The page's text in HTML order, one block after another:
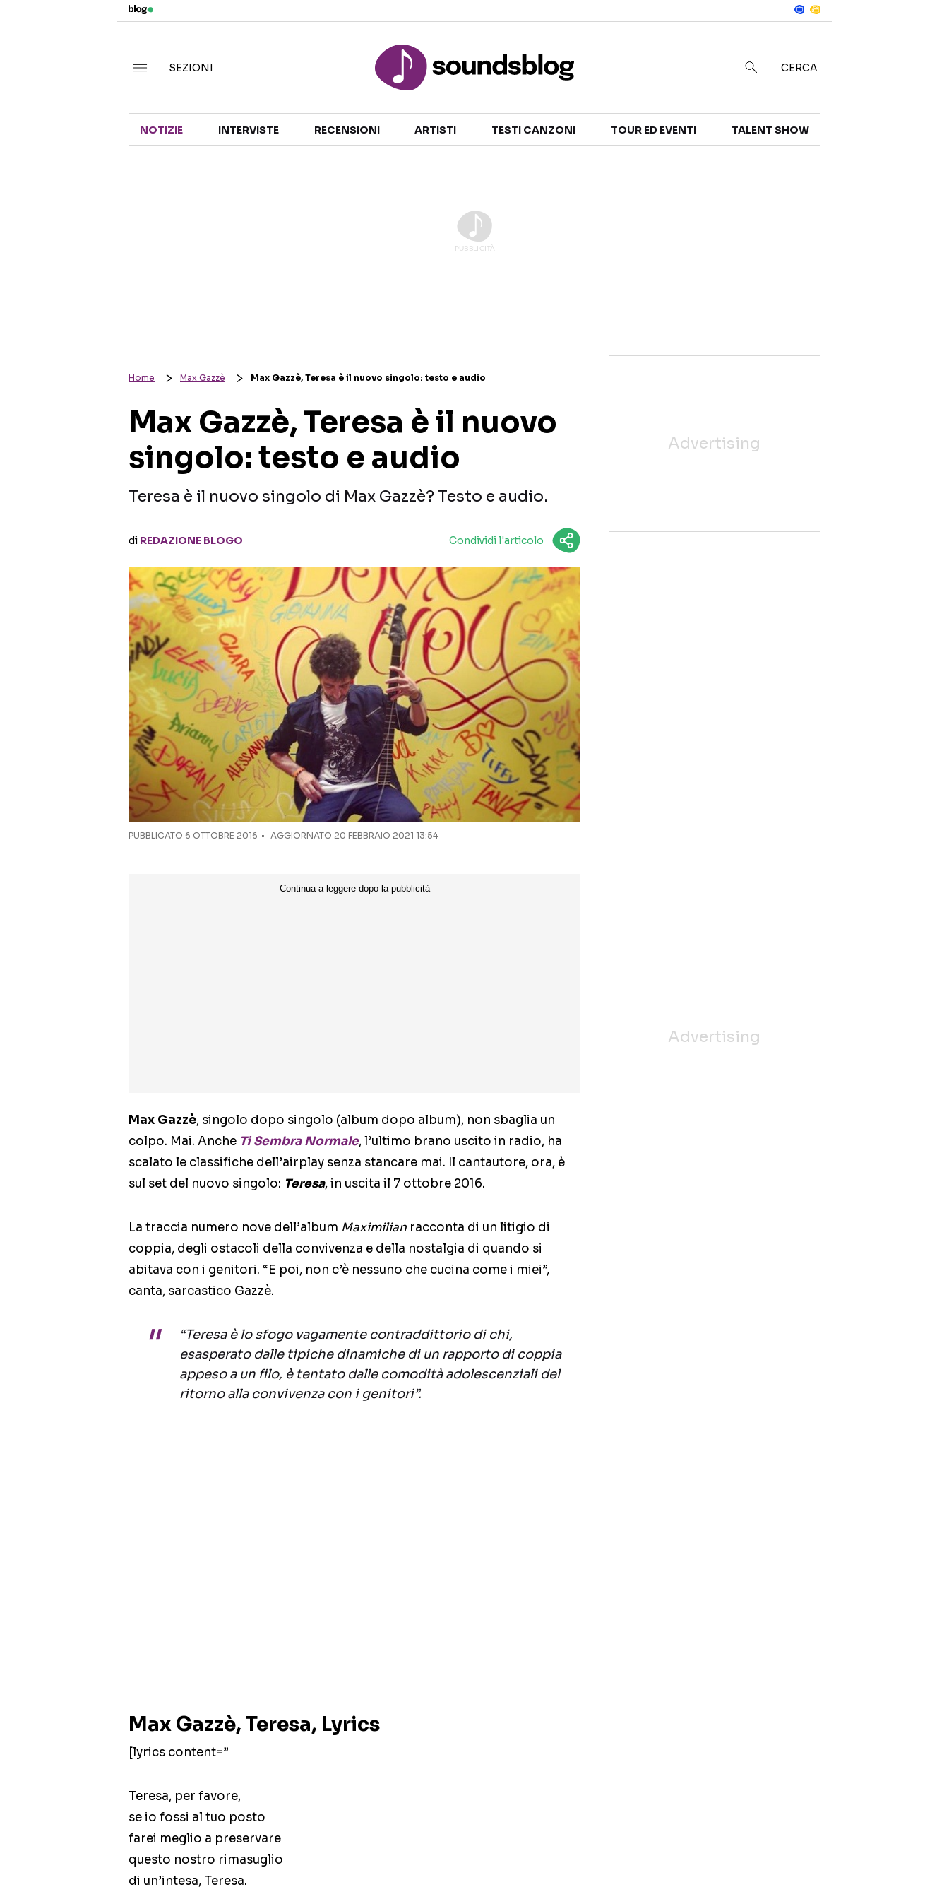
TALENT SHOW
SEZIONI CERCA
NOTIZIE INTERVISTE RECENSIONI ARTISTI TESTI CANZONI TOUR ED EVENTI TALENT SHOW
Home Max Gazzè Max Gazzè, Teresa è il nuovo singolo: testo e audio
Max Gazzè, Teresa è il nuovo
singolo: testo e audio
Teresa è il nuovo singolo di Max Gazzè? Testo e audio.
di REDAZIONE BLOGO Condividi l'articolo
PUBBLICATO 6 OTTOBRE 2016 AGGIORNATO 20 FEBBRAIO 2021 13:54
Max Gazzè, singolo dopo singolo (album dopo album), non sbaglia un
colpo. Mai. Anche Ti Sembra Normale, l’ultimo brano uscito in radio, ha
scalato le classifiche dell’airplay senza stancare mai. Il cantautore, ora, è
sul set del nuovo singolo: Teresa, in uscita il 7 ottobre 2016.
La traccia numero nove dell’album Maximilian racconta di un litigio di
coppia, degli ostacoli della convivenza e della nostalgia di quando si
abitava con i genitori. “E poi, non c’è nessuno che cucina come i miei”,
canta, sarcastico Gazzè.
“Teresa è lo sfogo vagamente contraddittorio di chi,
esasperato dalle tipiche dinamiche di un rapporto di coppia
appeso a un filo, è tentato dalle comodità adolescenziali del
ritorno alla convivenza con i genitori”.
Max Gazzè, Teresa, Lyrics
[lyrics content=”
Teresa, per favore,
se io fossi al tuo posto
farei meglio a preservare
questo nostro rimasuglio
di un’intesa, Teresa.